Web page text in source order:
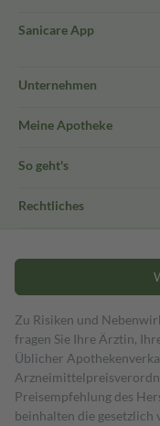
Sanicare App
Unternehmen
Meine Apotheke
So geht's
Rechtliches
Zu Risiken und
fragen Sie Ihre Ärztin,
Üblicher
Preisempfehlung des
beinhalten die gesetzlich